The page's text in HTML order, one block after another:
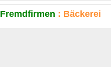
Fremdfirmen : Bäckerei